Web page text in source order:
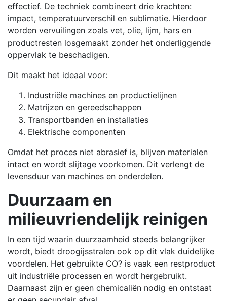
effectief. De techniek combineert drie krachten:
impact, temperatuurverschil en sublimatie. Hierdoor
worden vervuilingen zoals vet, olie, lijm, hars en
productresten losgemaakt zonder het onderliggende
oppervlak te beschadigen.
Dit maakt het ideaal voor:
Industriële machines en productielijnen
Matrijzen en gereedschappen
Transportbanden en installaties
Elektrische componenten
Omdat het proces niet abrasief is, blijven materialen
intact en wordt slijtage voorkomen. Dit verlengt de
levensduur van machines en onderdelen.
Duurzaam en
milieuvriendelijk reinigen
In een tijd waarin duurzaamheid steeds belangrijker
wordt, biedt droogijsstralen ook op dit vlak duidelijke
voordelen. Het gebruikte CO? is vaak een restproduct
uit industriële processen en wordt hergebruikt.
Daarnaast zijn er geen chemicaliën nodig en ontstaat